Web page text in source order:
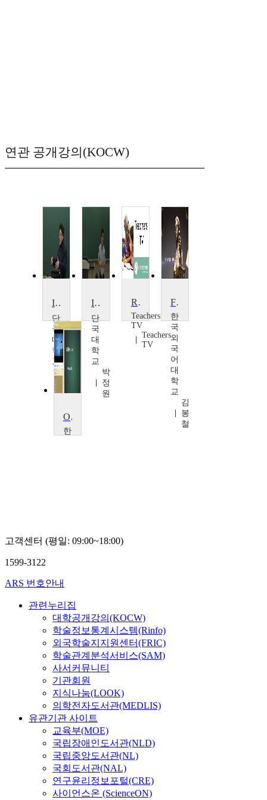
연관 공개강의(KOCW)
International Law1 (원어강의)
단
국
대
학
교
박
원
International Law2 (원어강의)
단
국
대
학
교
박
정
원
Restorative Justice in Schools
Teachers
TV
Teachers
TV
FTA and Law
한
국
외
국
어
대
학
교
김
봉
철
ODA and Law
한
철
고객센터 (평일: 09:00~18:00)
1599-3122
ARS 번호안내
관련누리집
대학공개강의(KOCW)
학술정보통계시스템(Rinfo)
외국학술지지원센터(FRIC)
학술관계분석서비스(SAM)
사서커뮤니티
기관회원
지식나눔(LOOK)
의학전자도서관(MEDLIS)
유관기관 사이트
교육부(MOE)
국립장애인도서관(NLD)
국립중앙도서관(NL)
국회도서관(NAL)
연구윤리정보포털(CRE)
사이언스온 (ScienceON)